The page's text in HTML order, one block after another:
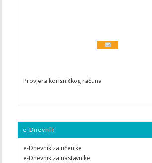
Provjera korisničkog računa
e-Dnevnik
e-Dnevnik za učenike
e-Dnevnik za nastavnike